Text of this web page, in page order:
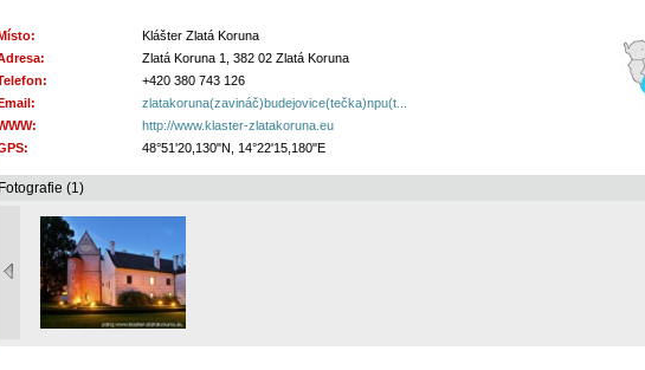
Klášter Zlatá Koruna
Zlatá Koruna 1, 382 02 Zlatá Koruna
+420 380 743 126
zlatakoruna(zavináč)budejovice(tečka)npu(t...
http://www.klaster-zlatakoruna.eu
48°51'20,130"N, 14°22'15,180"E
Fotografie (1)